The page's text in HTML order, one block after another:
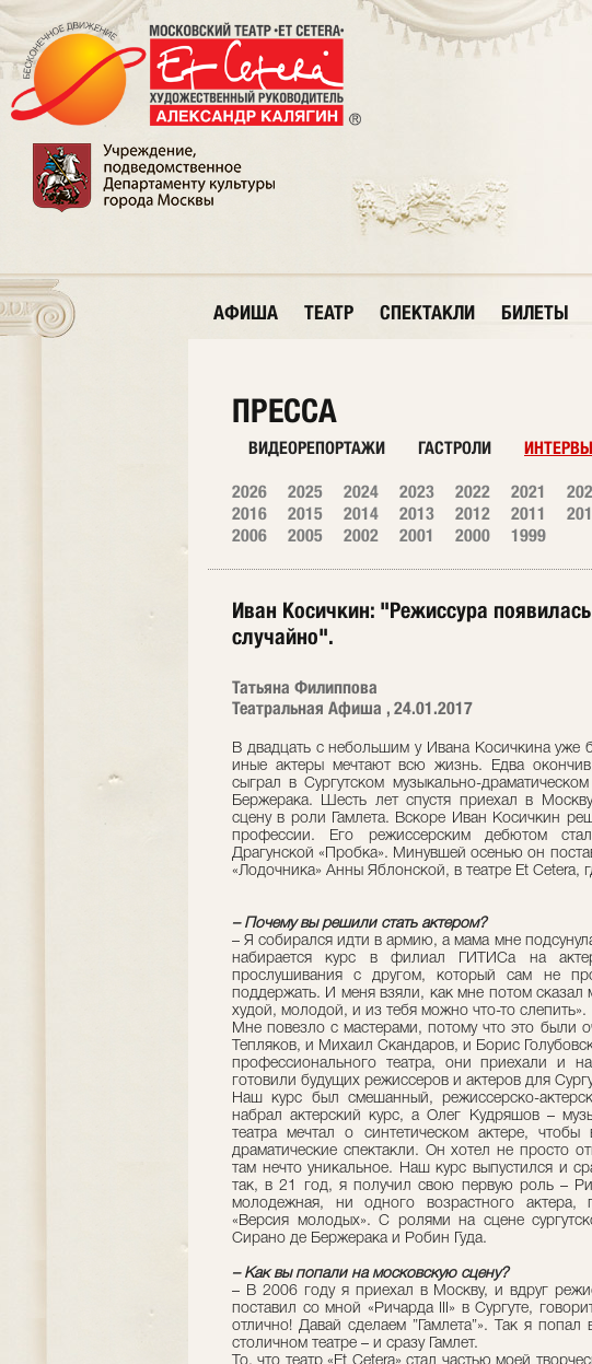
АФИША ТЕАТР СПЕКТАКЛИ БИЛЕТЫ
ПРЕССА
ВИДЕОРЕПОРТАЖИ ГАСТРОЛИ
2026 2025 2024 2023 2022 2021
2016
2015 2014 2013 2012 2011
2006
2005 2002 2001 2000 1999
Иван Косичкин: "Режиссура
случайно".
Татьяна Филиппова
Театральная Афиша , 24.01.2017
В двадцать c небольшим у Ивана Косичкина уже
иные актеры мечтают всю жизнь. Едва
сыграл в Сургутском музыкально-
Бержерака. Шесть лет спустя приехал в
сцену в роли Гамлета. Вскоре Иван Косичкин
профессии. Его режиссерским дебютом
Драгунской «Пробка». Минувшей осенью он
«Лодочника» Анны Яблонской, в театре Et Cetera,
– Почему вы решили стать актером?
– Я собирался идти в армию, а мама мне
набирается курс в филиал ГИТИСа на
прослушивания с другом, который сам не
поддержать. И меня взяли, как мне потом сказал
худой, молодой, и из тебя можно что-то слепить».
Мне повезло с мастерами, потому что это были
Тепляков, и Михаил Скандаров, и Борис
профессионального театра, они приехали и
готовили будущих режиссеров и актеров для
Наш курс был смешанный, режиссерско-
набрал актерский курс, а Олег Кудряшов –
театра мечтал о синтетическом актере,
драматические спектакли. Он хотел не просто
там нечто уникальное. Наш курс выпустился и
так, в 21 год, я получил свою первую роль –
молодежная, ни одного возрастного актера,
«Версия молодых». С ролями на сцене
Сирано де Бержерака и Робин Гуда.
– Как вы попали на московскую сцену?
– В 2006 году я приехал в Москву, и вдруг
поставил со мной «Ричарда III» в Сургуте,
отлично! Давай сделаем ”Гамлета”». Так я
столичном театре – и сразу Гамлет.